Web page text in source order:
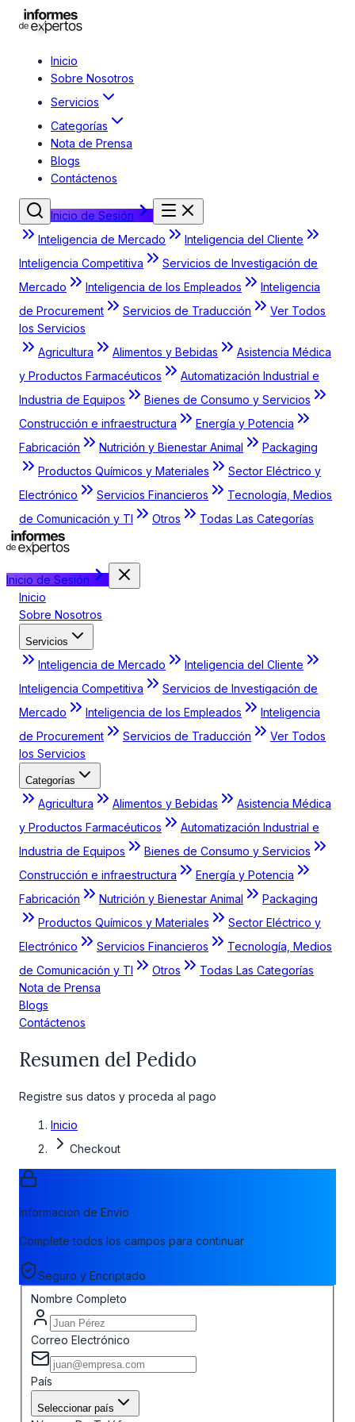
Inicio
Sobre Nosotros
Servicios
Categorías
Nota de Prensa
Blogs
Contáctenos
Inicio de Sesión
Inteligencia de Mercado
Inteligencia del Cliente
Inteligencia Competitiva
Servicios de Investigación de
Mercado
Inteligencia de los Empleados
Inteligencia
de Procurement
Servicios de Traducción
Ver Todos
los Servicios
Agricultura
Alimentos y Bebidas
Asistencia Médica
y Productos Farmacéuticos
Automatización Industrial e
Industria de Equipos
Bienes de Consumo y Servicios
Construcción e infraestructura
Energía y Potencia
Fabricación
Nutrición y Bienestar Animal
Packaging
Productos Químicos y Materiales
Sector Eléctrico y
Electrónico
Servicios Financieros
Tecnología, Medios
de Comunicación y TI
Otros Todas Las Categorías
Inicio de Sesión
Inicio
Sobre Nosotros
Servicios
Inteligencia de Mercado
Inteligencia del Cliente
Inteligencia Competitiva
Servicios de Investigación de
Mercado
Inteligencia de los Empleados
Inteligencia
de Procurement
Servicios de Traducción
Ver Todos
los Servicios
Categorías
Agricultura Alimentos y Bebidas
Asistencia Médica
y Productos Farmacéuticos
Automatización Industrial e
Industria de Equipos
Bienes de Consumo y Servicios
Construcción e infraestructura
Energía y Potencia
Fabricación
Nutrición y Bienestar Animal
Packaging
Productos Químicos y Materiales
Sector Eléctrico y
Electrónico
Servicios Financieros
Tecnología, Medios
de Comunicación y TI
Otros
Todas Las Categorías
Nota de Prensa
Blogs
Contáctenos
Resumen del Pedido
Registre sus datos y proceda al pago
Inicio
Checkout
Informacion de Envio
Complete todos los campos para continuar
Seguro y Encriptado
Nombre Completo
Correo Electrónico
País
Seleccionar país